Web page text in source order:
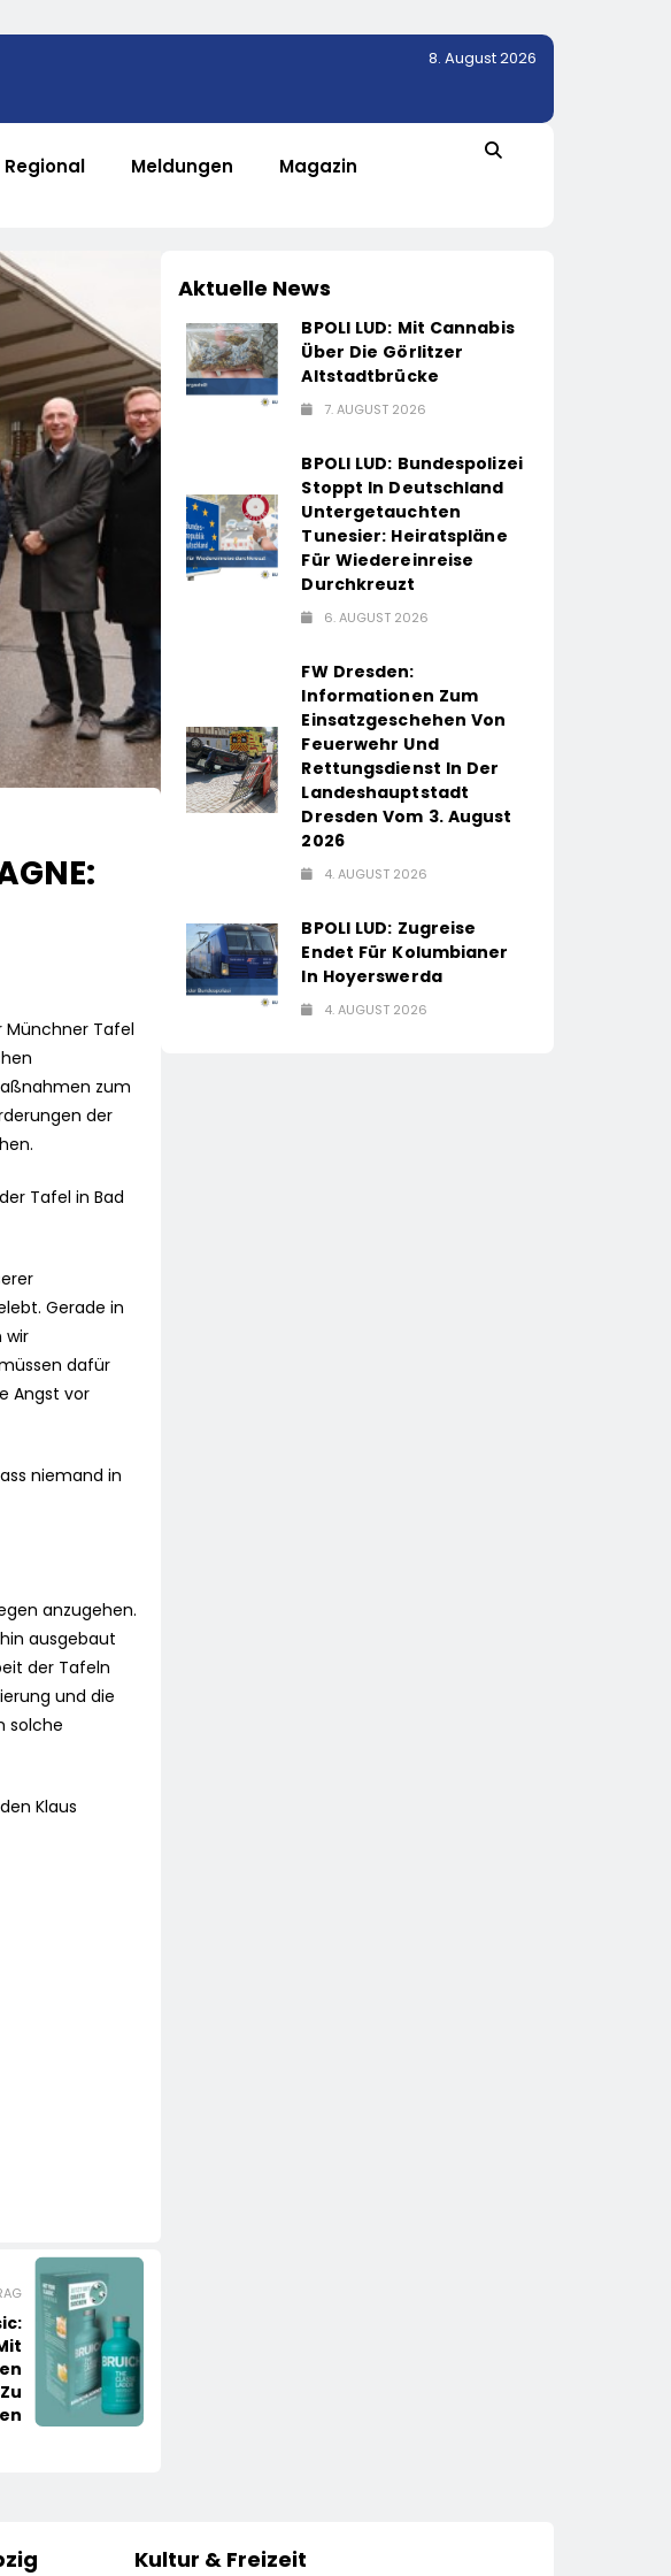
8. August 2026
Regional Meldungen Magazin
Münchner Tafel
zum
der
Tafel in Bad
Gerade in
wir
dafür
Angst vor
niemand in
anzugehen.
ausgebaut
der Tafeln
und die
solche
Klaus
Aktuelle News
BPOLI LUD: Mit Cannabis
Über Die Görlitzer
Altstadtbrücke
7. AUGUST 2026
BPOLI LUD: Bundespolizei
Stoppt In Deutschland
Untergetauchten
Tunesier: Heiratspläne
Für Wiedereinreise
Durchkreuzt
6. AUGUST 2026
FW Dresden:
Informationen Zum
Einsatzgeschehen Von
Feuerwehr Und
Rettungsdienst In Der
Landeshauptstadt
Dresden Vom 3. August
2026
4. AUGUST 2026
BPOLI LUD: Zugreise
Endet Für Kolumbianer
In Hoyerswerda
4. AUGUST 2026
Kultur & Freizeit